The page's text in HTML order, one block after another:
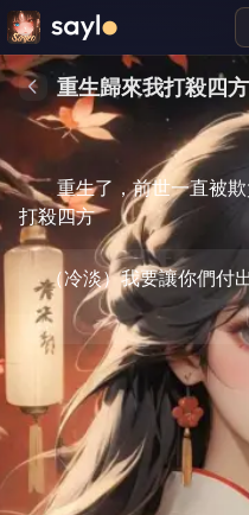
重生歸來我打殺四方
重生了，前世一直被
打殺四方
（冷淡）我要讓你們付